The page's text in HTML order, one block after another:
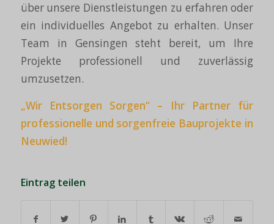
über unsere Dienstleistungen zu erfahren oder
ein individuelles Angebot zu erhalten. Unser
Team in Gensingen steht bereit, um Ihre
Projekte professionell und zuverlässig
umzusetzen.
„Wir Entsorgen Sorgen“ – Ihr Partner für
professionelle und sorgenfreie Bauprojekte in
Neuwied!
Eintrag teilen